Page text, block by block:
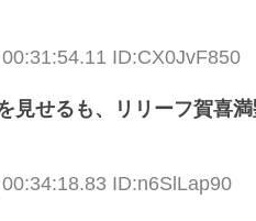
？山下瞳月、これはマジギレ
い出、挙げてけ
足wwwwwwwwwwww
ID:CX0JvF850
見せるも、リリーフ賀喜
ID:n6SlLap90